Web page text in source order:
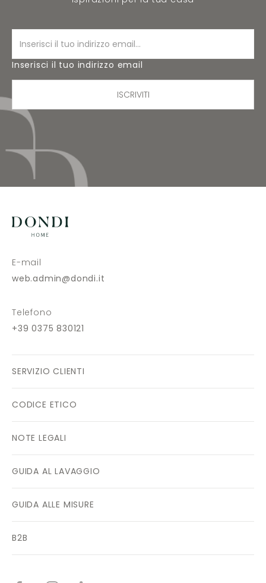
Inserisci il tuo indirizzo email
ISCRIVITI
E-mail
web.admin@dondi.it
Telefono
+39 0375 830121
SERVIZIO CLIENTI
CODICE ETICO
NOTE LEGALI
GUIDA AL LAVAGGIO
GUIDA ALLE MISURE
B2B